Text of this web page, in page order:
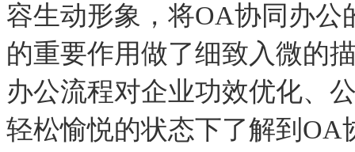
容生动形象，将OA协同办
的重要作用做了细致入微的
办公流程对企业功效优化、
轻松愉悦的状态下了解到